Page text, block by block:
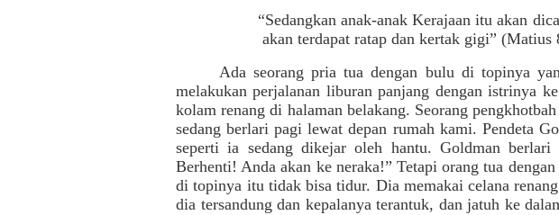
“Sedangkan anak-anak Kerajaan itu akan
akan terdapat ratap dan kertak gigi” (Matius
Ada seorang pria tua dengan bulu di topinya
melakukan perjalanan liburan panjang dengan istrinya
kolam renang di halaman belakang. Seorang
sedang berlari pagi lewat depan rumah kami. Pendeta
seperti ia sedang dikejar oleh hantu. Goldman
Berhenti! Anda akan ke neraka!” Tetapi orang tua
di topinya itu tidak bisa tidur. Dia memakai celana
dia tersandung dan kepalanya terantuk, dan jatuh ke